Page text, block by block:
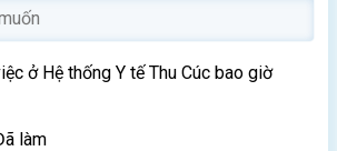
ở Hệ thống Y tế Thu Cúc bao giờ
làm